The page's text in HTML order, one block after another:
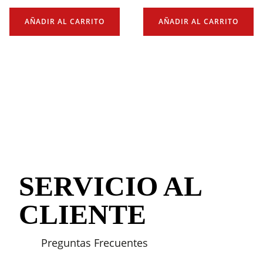
AÑADIR AL CARRITO AÑADIR AL CARRITO
SERVICIO AL
CLIENTE
Preguntas Frecuentes